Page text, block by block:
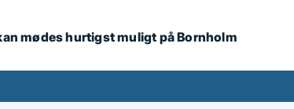
mødes hurtigst muligt på Bornholm